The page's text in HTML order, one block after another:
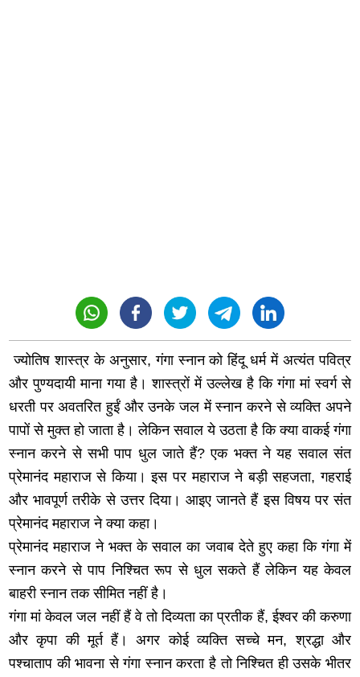
ज्योतिष शास्त्र के अनुसार, गंगा स्नान को हिंदू धर्म में अत्यंत पवित्र
और पुण्यदायी माना गया है। शास्त्रों में उल्लेख है कि गंगा मां स्वर्ग से
धरती पर अवतरित हुईं और उनके जल में स्नान करने से व्यक्ति अपने
पापों से मुक्त हो जाता है। लेकिन सवाल ये उठता है कि क्या वाकई गंगा
स्नान करने से सभी पाप धुल जाते हैं? एक भक्त ने यह सवाल संत
प्रेमानंद महाराज से किया। इस पर महाराज ने बड़ी सहजता, गहराई
और भावपूर्ण तरीके से उत्तर दिया। आइए जानते हैं इस विषय पर संत
प्रेमानंद महाराज ने क्या कहा।
प्रेमानंद महाराज ने भक्त के सवाल का जवाब देते हुए कहा कि गंगा में
स्नान करने से पाप निश्चित रूप से धुल सकते हैं लेकिन यह केवल
बाहरी स्नान तक सीमित नहीं है।
गंगा मां केवल जल नहीं हैं वे तो दिव्यता का प्रतीक हैं, ईश्वर की करुणा
और कृपा की मूर्त हैं। अगर कोई व्यक्ति सच्चे मन, श्रद्धा और
पश्चाताप की भावना से गंगा स्नान करता है तो निश्चित ही उसके भीतर